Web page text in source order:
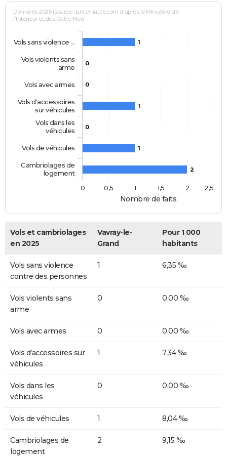
Nombre de faits
Données 2025 (source : Linternaute.com d'après le Ministère de
l'Intérieur et des Outre-Mer)
1
0
0
1
0
1
2
Vols sans violence …
Vols violents sans
arme
Vols avec armes
Vols d'accessoires
sur véhicules
Vols dans les
véhicules
Vols de véhicules
Cambriolages de
logement
0
0,5 1 1,5 2 2,5
Vols et cambriolages
en 2025
Vavray-le-
Grand
Pour 1 000
habitants
Vols sans violence
contre des personnes
1 6,35 ‰
Vols violents sans
arme
0 0,00 ‰
Vols avec armes 0 0,00 ‰
Vols d'accessoires sur
véhicules
1 7,34 ‰
Vols dans les
véhicules
0 0,00 ‰
Vols de véhicules 1 8,04 ‰
Cambriolages de
logement
2 9,15 ‰